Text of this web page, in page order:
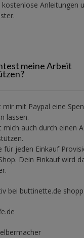
kostenlose Anleitungen
meine Arbeit
mir mit Paypal eine
lassen.
mich auch durch einen
für jeden Einkauf
Dein Einkauf wird
bei buttinette.de